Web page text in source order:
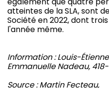
atteintes de la SLA, sont
Société en 2022, dont
l'année même.
Information : Louis-
Emmanuelle Nadeau,
Source : Martin Fecteau,